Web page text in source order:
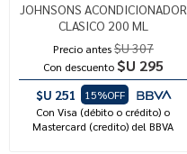
JOHNSONS ACONDICIONADOR
CLASICO 200 ML
Precio antes$U 307
Con descuento $U 295
$U 251
15%OFF
Con Visa (débito o crédito) o
Mastercard (credito) del BBVA